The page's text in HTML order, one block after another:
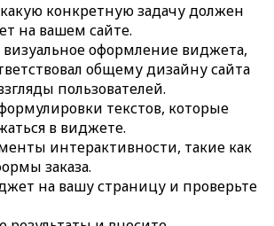
конкретную задачу должен
на вашем сайте.
визуальное оформление виджета,
общему дизайну сайта
пользователей.
текстов, которые
в виджете.
интерактивности, такие как
заказа.
на вашу страницу и проверьте